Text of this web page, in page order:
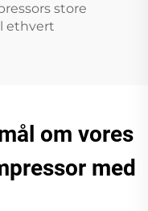
store
ethvert
om vores
med